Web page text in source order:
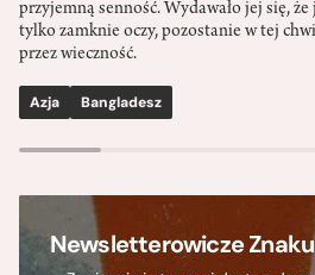
przyjemną senność. Wydawało jej się, że
tylko zamknie oczy, pozostanie w tej
przez wieczność.
Azja Bangladesz
Newsletterowicze